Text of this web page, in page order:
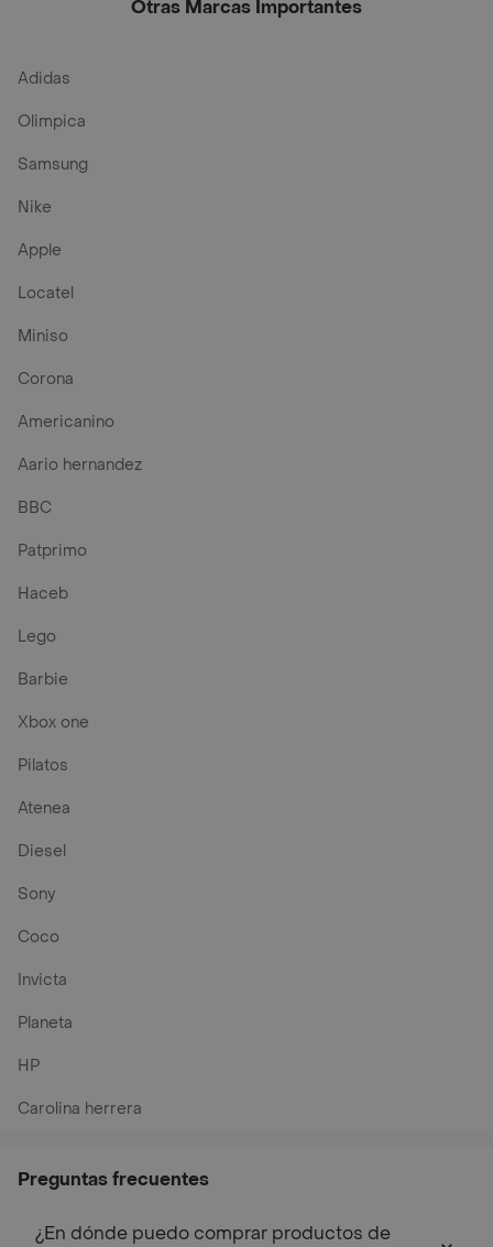
Otras Marcas Importantes
Adidas
Olimpica
Samsung
Nike
Apple
Locatel
Miniso
Corona
Americanino
Aario hernandez
BBC
Patprimo
Haceb
Lego
Barbie
Xbox one
Pilatos
Atenea
Diesel
Sony
Coco
Invicta
Planeta
HP
Carolina herrera
Preguntas frecuentes
¿En dónde puedo comprar productos de